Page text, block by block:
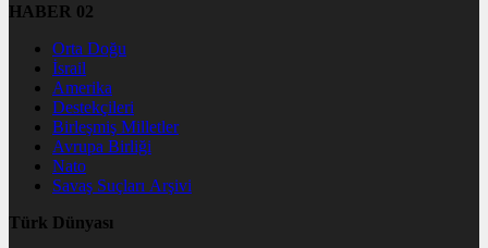
HABER 02
Orta Doğu
İsrail
Amerika
Destekçileri
Birleşmiş Milletler
Avrupa Birliği
Nato
Savaş Suçları Arşivi
Türk Dünyası